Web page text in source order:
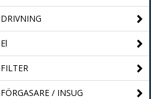
DRIVNING
El
FILTER
FÖRGASARE / INSUG